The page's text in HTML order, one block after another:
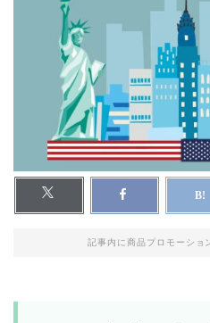
記事内に商品プロモーショ